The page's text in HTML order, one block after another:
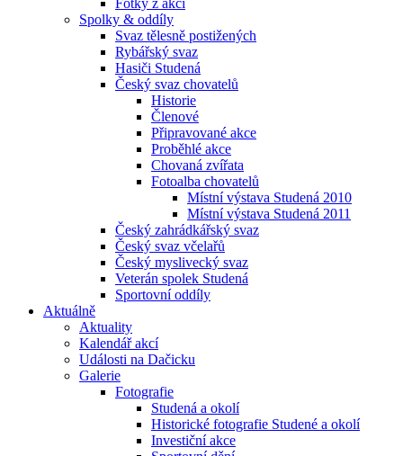
Fotky z akcí
Spolky & oddíly
Svaz tělesně postižených
Rybářský svaz
Hasiči Studená
Český svaz chovatelů
Historie
Členové
Připravované akce
Proběhlé akce
Chovaná zvířata
Fotoalba chovatelů
Místní výstava Studená 2010
Místní výstava Studená 2011
Český zahrádkářský svaz
Český svaz včelařů
Český myslivecký svaz
Veterán spolek Studená
Sportovní oddíly
Aktuálně
Aktuality
Kalendář akcí
Události na Dačicku
Galerie
Fotografie
Studená a okolí
Historické fotografie Studené a okolí
Investiční akce